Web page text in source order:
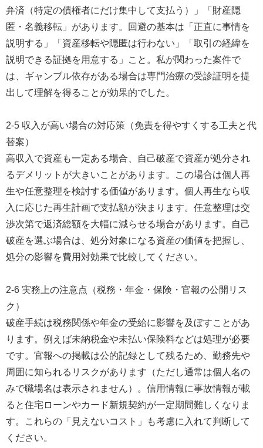
弁済（特定の債権者にだけ集中して支払う）」「財産隠
匿・名義移転」があります。回避の基本は「正直に事情を
説明する」「資産移転や隠匿は行わない」「取引の経緯を
説明できる証拠を用意する」こと。私が関わった案件で
は、ギャンブル依存がある場合は専門治療の受診証明を提
出して理解を得ることが効果的でした。
2-5 収入が高い場合の対応策（免責を得やすくする工夫と代
替案）
高収入で資産も一定ある場合、自己破産で資産が処分され
るデメリットが大きいことがあります。この場合は個人再
生や任意整理を検討する価値があります。個人再生なら収
入に応じた再生計画で支払額が決まります。任意整理は交
渉次第で返済総額を大幅に減らせる場合があります。自己
破産を選ぶ場合は、処分対象になる資産の価値を把握し、
処分の影響を費用対効果で比較してください。
2-6 実務上の注意点（税務・年金・保険・官報の公開リス
ク）
破産手続は税務関係や年金の受給に影響を及ぼすことがあ
ります。例えば未納税金や未払い保険料などは処理が必要
です。官報への掲載は公的記録として残るため、勤務先や
周囲に知られるリスクがあります（ただし通常は個人名の
みで職場名は表示されません）。信用情報に事故情報が載
ると住宅ローンやカード新規契約が一定期間難しくなりま
す。これらの「見えないコスト」も考慮に入れて判断して
ください。